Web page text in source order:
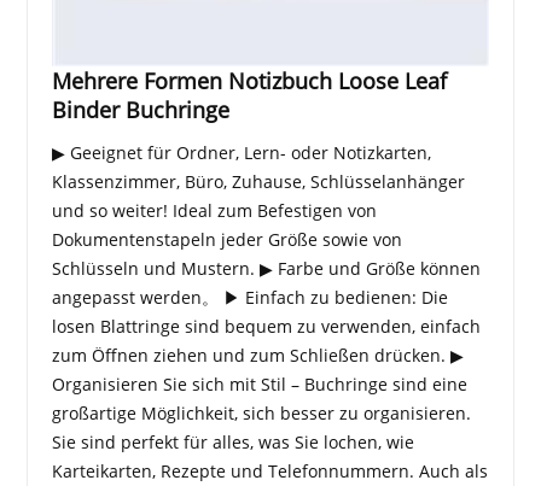
Mehrere Formen Notizbuch Loose Leaf
Binder Buchringe
▶ Geeignet für Ordner, Lern- oder Notizkarten,
Klassenzimmer, Büro, Zuhause, Schlüsselanhänger
und so weiter! Ideal zum Befestigen von
Dokumentenstapeln jeder Größe sowie von
Schlüsseln und Mustern. ▶ Farbe und Größe können
angepasst werden。 ▶ Einfach zu bedienen: Die
losen Blattringe sind bequem zu verwenden, einfach
zum Öffnen ziehen und zum Schließen drücken. ▶
Organisieren Sie sich mit Stil – Buchringe sind eine
großartige Möglichkeit, sich besser zu organisieren.
Sie sind perfekt für alles, was Sie lochen, wie
Karteikarten, Rezepte und Telefonnummern. Auch als